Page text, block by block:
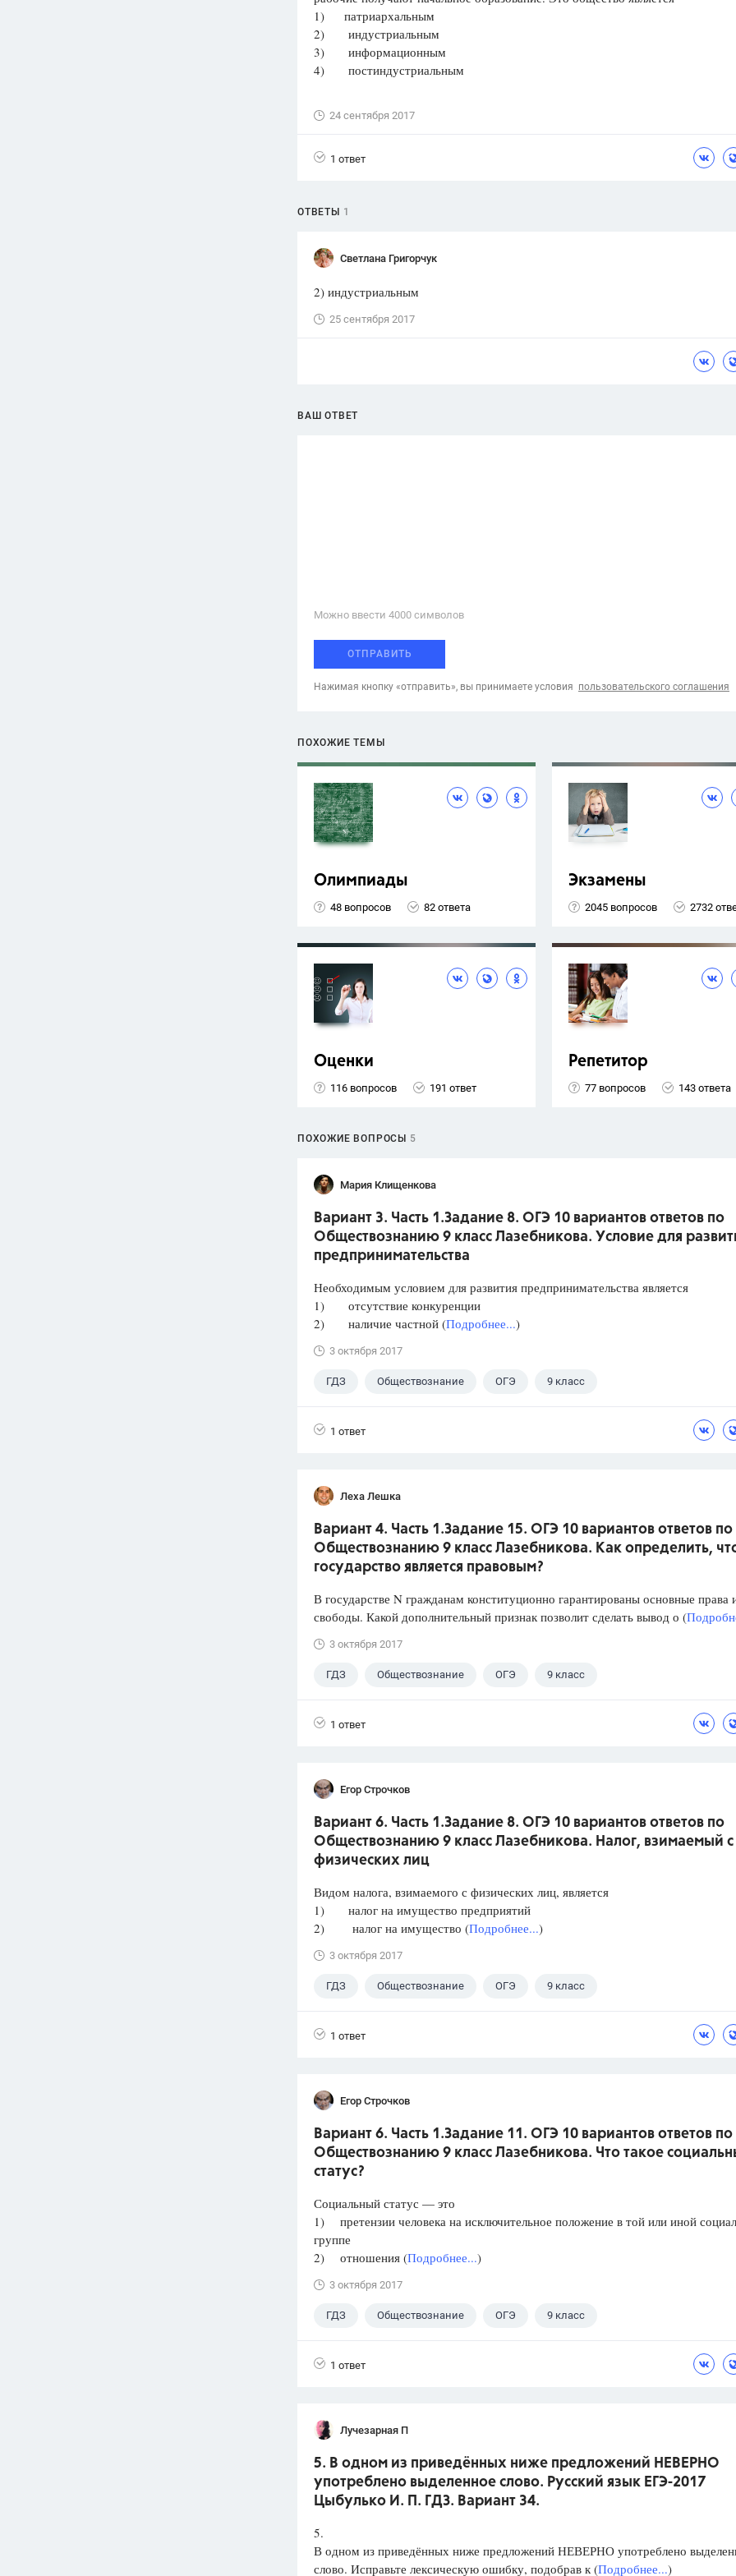
Вузы
ответа
Олимпиады
Spotlight
ГИА
1) патриархальным
2) индустриальным
3) информационным
4) постиндустриальным
24 сентября 2017
1 ответ
ОТВЕТЫ 1
Светлана Григорчук
2) индустриальным
25 сентября 2017
ВАШ ОТВЕТ
Можно ввести 4000 cимволов
ОТПРАВИТЬ
Нажимая кнопку «отправить», вы принимаете условия пользовательского соглашения
ПОХОЖИЕ ТЕМЫ
Олимпиады
48 вопросов 82 ответа
Экзамены
2045 вопросов 2732
Оценки
116 вопросов 191 ответ
Репетитор
77 вопросов 143 ответа
ПОХОЖИЕ ВОПРОСЫ 5
Мария Клищенкова
Вариант 3. Часть 1.Задание 8. ОГЭ 10 вариантов ответов по
Обществознанию 9 класс Лазебникова. Условие для
предпринимательства
Необходимым условием для развития предпринимательства является
1) отсутствие конкуренции
2) наличие частной (Подробнее...)
3 октября 2017
ГДЗ Обществознание ОГЭ 9 класс
1 ответ
Леха Лешка
Вариант 4. Часть 1.Задание 15. ОГЭ 10 вариантов ответов по
Обществознанию 9 класс Лазебникова. Как определить,
государство является правовым?
В государстве N гражданам конституционно гарантированы основные права
свободы. Какой дополнительный признак позволит сделать вывод о (
3 октября 2017
ГДЗ Обществознание ОГЭ 9 класс
1 ответ
Егор Строчков
Вариант 6. Часть 1.Задание 8. ОГЭ 10 вариантов ответов по
Обществознанию 9 класс Лазебникова. Налог, взимаемый с
физических лиц
Видом налога, взимаемого с физических лиц, является
1) налог на имущество предприятий
2) налог на имущество (Подробнее...)
3 октября 2017
ГДЗ Обществознание ОГЭ 9 класс
1 ответ
Егор Строчков
Вариант 6. Часть 1.Задание 11. ОГЭ 10 вариантов ответов по
Обществознанию 9 класс Лазебникова. Что такое
статус?
Социальный статус — это
1) претензии человека на исключительное положение в той или иной
группе
2) отношения (Подробнее...)
3 октября 2017
ГДЗ Обществознание ОГЭ 9 класс
1 ответ
Лучезарная П
5. В одном из приведённых ниже предложений НЕВЕРНО
употреблено выделенное слово. Русский язык ЕГЭ-2017
Цыбулько И. П. ГДЗ. Вариант 34.
5.
В одном из приведённых ниже предложений НЕВЕРНО употреблено
слово. Исправьте лексическую ошибку, подобрав к (Подробнее...)